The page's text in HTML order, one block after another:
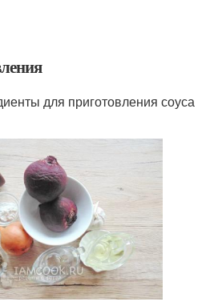
для приготовления соуса